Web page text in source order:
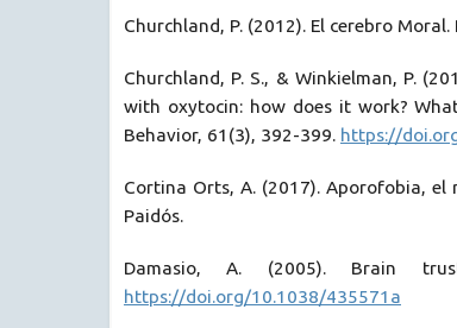
Churchland, P. (2012). El cerebro Moral.
Churchland, P. S., & Winkielman, P.
with oxytocin: how does it work?
Behavior, 61(3), 392-399. https://
Cortina Orts, A. (2017). Aporofobia, el
Paidós.
Damasio, A. (2005). Brain
https://doi.org/10.1038/435571a